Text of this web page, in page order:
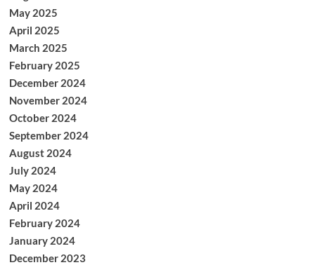
May 2025
April 2025
March 2025
February 2025
December 2024
November 2024
October 2024
September 2024
August 2024
July 2024
May 2024
April 2024
February 2024
January 2024
December 2023